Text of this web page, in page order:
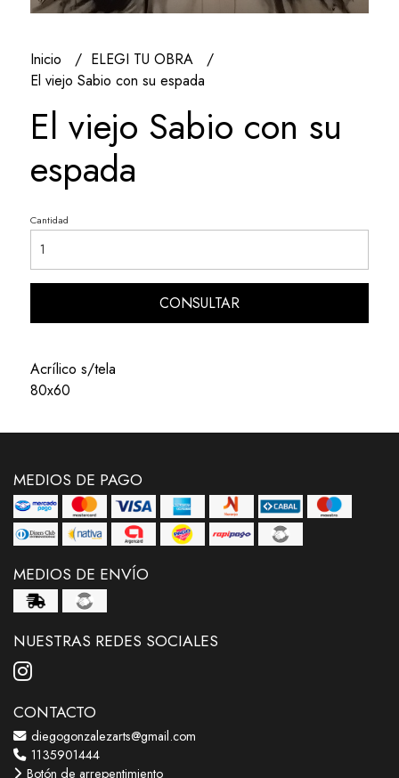
Inicio
ELEGI TU OBRA
El viejo Sabio con su espada
El viejo Sabio con su
espada
Cantidad
CONSULTAR
Acrílico s/tela
80x60
MEDIOS DE PAGO
MEDIOS DE ENVÍO
NUESTRAS REDES SOCIALES
CONTACTO
diegogonzalezarts@gmail.com
1135901444
Botón de arrepentimiento